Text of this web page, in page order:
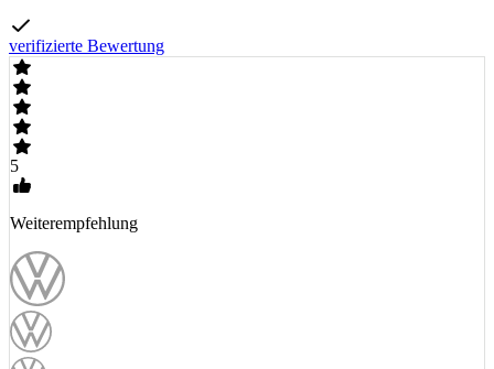
verifizierte Bewertung
5
Weiterempfehlung